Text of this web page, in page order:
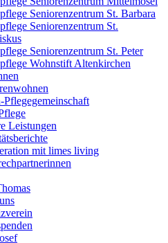
Seniorenzentrum St. Barbara
Seniorenzentrum St.
Seniorenzentrum St. Peter
Wohnstift Altenkirchen
Pflegegemeinschaft
Leistungen
mit limes living